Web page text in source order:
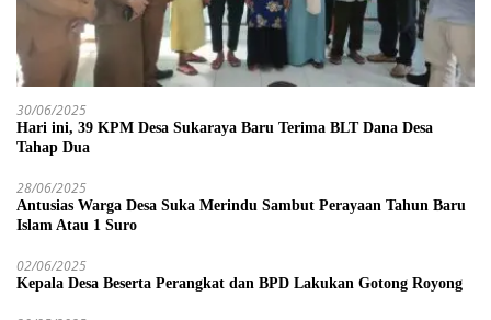
30/06/2025
Hari ini, 39 KPM Desa Sukaraya Baru Terima BLT Dana Desa
Tahap Dua
28/06/2025
Antusias Warga Desa Suka Merindu Sambut Perayaan Tahun Baru
Islam Atau 1 Suro
02/06/2025
Kepala Desa Beserta Perangkat dan BPD Lakukan Gotong Royong